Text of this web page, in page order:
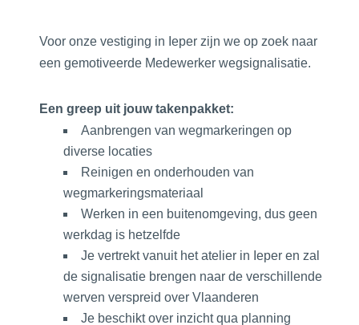
Voor onze vestiging in Ieper zijn we op zoek naar
een gemotiveerde Medewerker wegsignalisatie.
Een greep uit jouw takenpakket:
Aanbrengen van wegmarkeringen op
diverse locaties
Reinigen en onderhouden van
wegmarkeringsmateriaal
Werken in een buitenomgeving, dus geen
werkdag is hetzelfde
Je vertrekt vanuit het atelier in Ieper en zal
de signalisatie brengen naar de verschillende
werven verspreid over Vlaanderen
Je beschikt over inzicht qua planning